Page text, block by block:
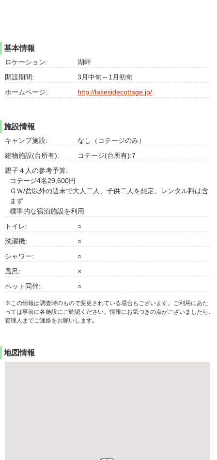
基本情報
ロケーション:
湖畔
開設期間:
3月中旬～1月初旬
ホームページ:
http://lakesidecottage.jp/
施設情報
キャンプ施設:
なし（コテージのみ）
建物施設(台所有):
コテージ(台所有):7
親子４人の参考予算:
コテージ4名29,600円
ＧＷ/盆以外の週末で大人二人、子供二人を想定。レンタル料は含
まず
標準的な宿泊施設を利用
トイレ:
○
洗濯機:
○
シャワー:
○
風呂:
×
ペット同伴:
○
※この情報は調査時のもので変更されている場合もございます。ご利用にあた
っては事前に各施設にご確認ください。情報にお気づきの点がございましたら､
管理人までご連絡をお願いします｡
地図情報